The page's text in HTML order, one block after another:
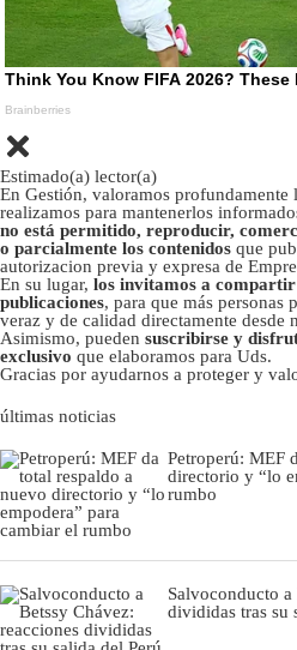
Estimado(a) lector(a)
En Gestión, valoramos profundamente
realizamos para mantenerlos
no está permitido, reproducir,
o parcialmente los contenidos que
autorizacion previa y expresa de
En su lugar, los invitamos a compartir
publicaciones, para que más personas
veraz y de calidad directamente desde
Asimismo, pueden suscribirse y
exclusivo que elaboramos para Uds.
Gracias por ayudarnos a proteger y
últimas noticias
Petroperú: MEF
directorio y “lo
rumbo
Salvoconducto
divididas tras su